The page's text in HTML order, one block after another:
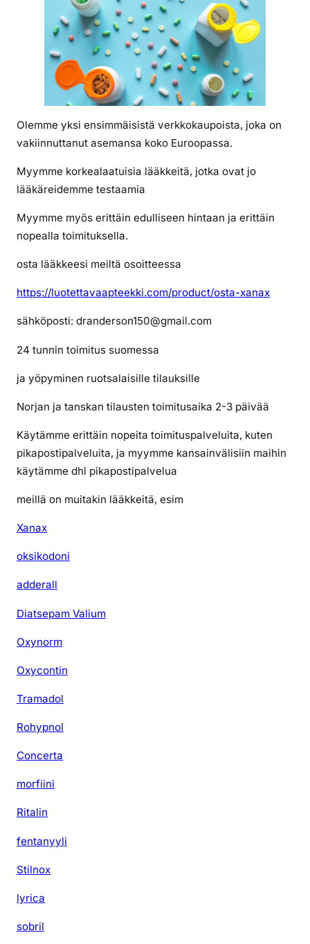
k
k
e
l
o
s
a
O
E
r
o
t
a
Olemme yksi ensimmäisistä verkkokaupoista, joka on
vakiinnuttanut asemansa koko Euroopassa.
Myymme korkealaatuisia lääkkeitä, jotka ovat jo
lääkäreidemme testaamia
Myymme myös erittäin edulliseen hintaan ja erittäin
nopealla toimituksella.
osta lääkkeesi meiltä osoitteessa
https://luotettavaapteekki.com/product/osta-xanax
sähköposti: dranderson150@gmail.com
24 tunnin toimitus suomessa
ja yöpyminen ruotsalaisille tilauksille
Norjan ja tanskan tilausten toimitusaika 2-3 päivää
Käytämme erittäin nopeita toimituspalveluita, kuten
pikapostipalveluita, ja myymme kansainvälisiin maihin
käytämme dhl pikapostipalvelua
meillä on muitakin lääkkeitä, esim
Xanax
oksikodoni
adderall
Diatsepam Valium
Oxynorm
Oxycontin
Tramadol
Rohypnol
Concerta
morfiini
Ritalin
fentanyyli
Stilnox
lyrica
sobril